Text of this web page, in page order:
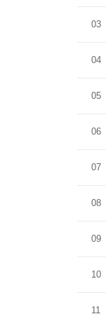
03
04
05
06
07
08
09
10
11